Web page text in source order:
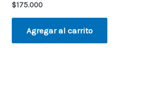
$175.000
Agregar al carrito